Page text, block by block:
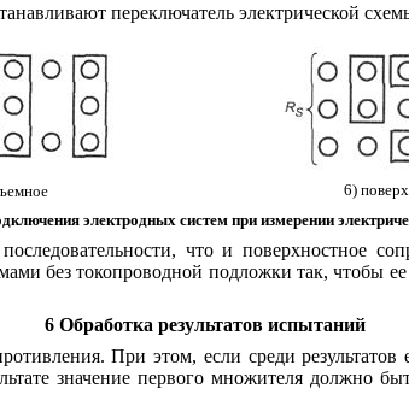
переключатель электрической
6)
электродных систем при измерении
что и поверхностное
без токопроводной подложки так, чтобы ее
6 Обработка результатов испытаний
При этом, если среди
значение первого множителя должно